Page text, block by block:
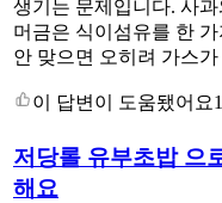
생기는 문제입니다. 사
머금은 식이섬유를 한
안 맞으면 오히려 가스
이 답변이 도움됐어요
저당롤 유부초밥 으
해요